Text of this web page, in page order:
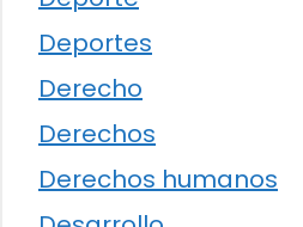
Deportes
Derecho
Derechos
Derechos humanos